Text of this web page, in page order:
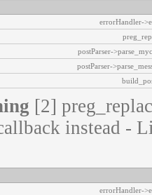
errorHandler-
postParser-
postParser-
[2]
instead -
errorHandler-